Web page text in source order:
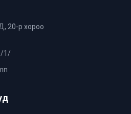
20-р хороо
/1/